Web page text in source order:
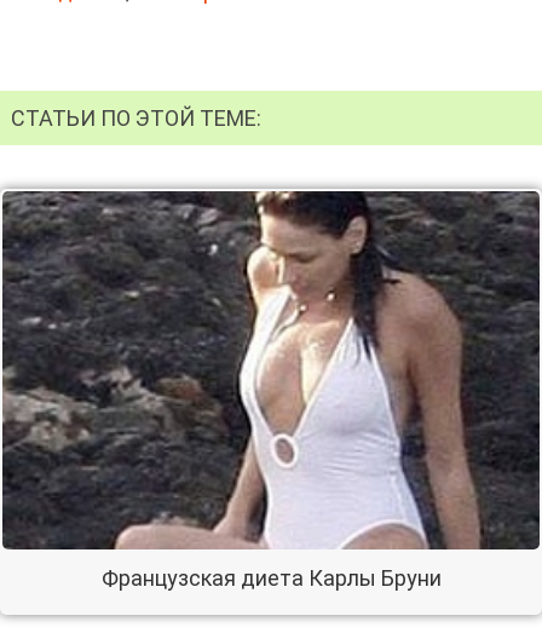
СТАТЬИ ПО ЭТОЙ ТЕМЕ:
Французская диета Карлы Бруни